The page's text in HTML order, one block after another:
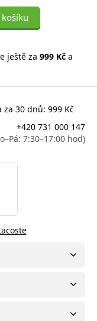
ještě za 999 Kč a
za 30 dnů: 999 Kč
+420 731 000 147
7:30–17:00 hod)